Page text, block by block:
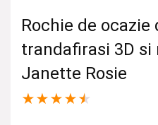
Rochie de ocazie
trandafirasi 3D si
Janette Rosie
★★★★★